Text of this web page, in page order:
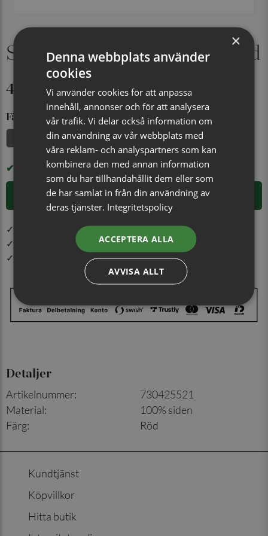
Sidenslips, mönstrad 023 röd
449 kr
Färg
Svart
I LAGER
LÄGG I VARUKORGEN
✓ Öppet köp i 30 dagar ✓ Fri frakt från 499 kr
✓ Din beställning skickas inom 1-2 vardagar
✓ Snabb leverans från vårt lager i Jönköping
Detaljer
Artikelnummer:
730425521
Material:
100% siden
Färg: Röd
Kundtjänst
Köpvillkor
Hitta butik
×
Denna webbplats använder
cookies
Vi använder cookies för att anpassa
innehåll, annonser och för att analysera
vår trafik. Vi delar också information om
din användning av vår webbplats med
våra reklam- och analyspartners som kan
kombinera den med annan information
som du har tillhandahållit dem eller som
de har samlat in från din användning av
deras tjänster. Integritetspolicy
ACCEPTERA ALLA
AVVISA ALLT